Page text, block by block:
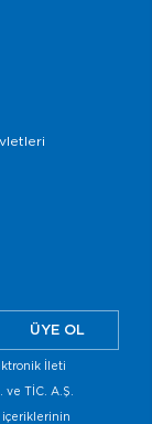
ÜYE OL
İleti
TİC. A.Ş.
içeriklerinin